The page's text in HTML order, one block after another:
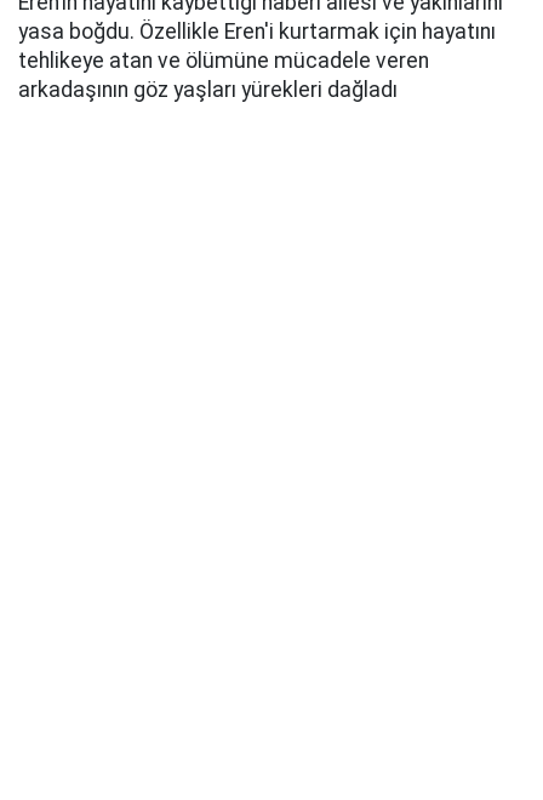
yasa boğdu. Özellikle Eren'i kurtarmak için hayatını
tehlikeye atan ve ölümüne mücadele veren
arkadaşının göz yaşları yürekleri dağladı